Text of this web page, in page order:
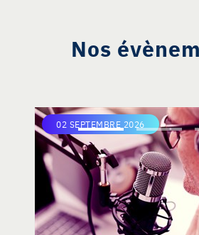
Nos
02 SEPTEMBRE 2026